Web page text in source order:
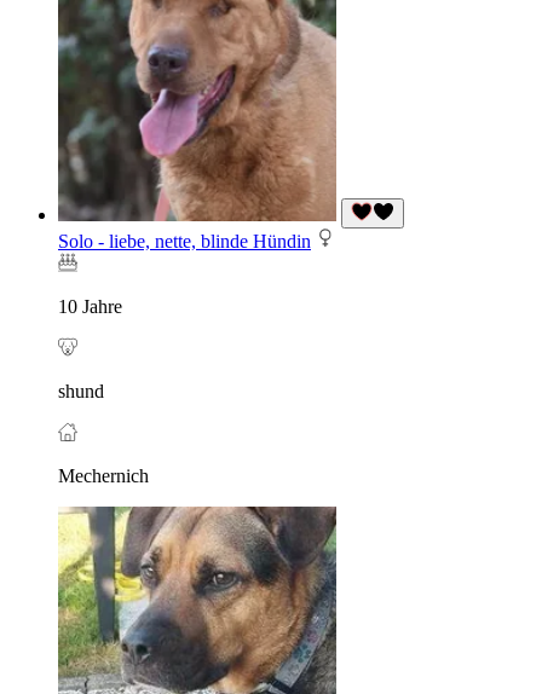
Solo - liebe, nette, blinde Hündin
10 Jahre
shund
Mechernich